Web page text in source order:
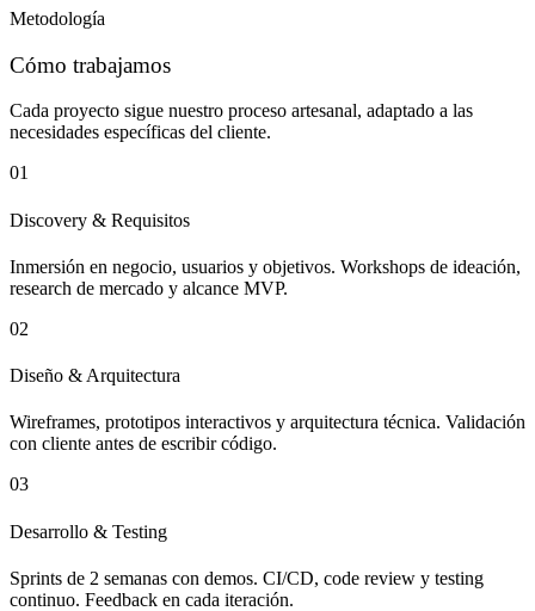
Metodología
Cómo trabajamos
Cada proyecto sigue nuestro proceso artesanal, adaptado a las
necesidades específicas del cliente.
01
Discovery & Requisitos
Inmersión en negocio, usuarios y objetivos. Workshops de ideación,
research de mercado y alcance MVP.
02
Diseño & Arquitectura
Wireframes, prototipos interactivos y arquitectura técnica. Validación
con cliente antes de escribir código.
03
Desarrollo & Testing
Sprints de 2 semanas con demos. CI/CD, code review y testing
continuo. Feedback en cada iteración.